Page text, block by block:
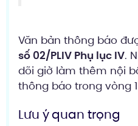
Văn bản thông báo
số 02/PLIV Phụ lục IV.
dõi giờ làm thêm nội
thông báo trong vòng
Lưu ý quan trọng